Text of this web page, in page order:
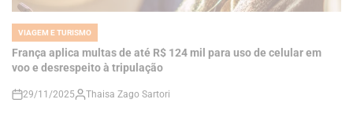
França aplica multas de até R$ 124 mil para uso de celular em
on
29/11/2025 Thaisa Zago Sartori